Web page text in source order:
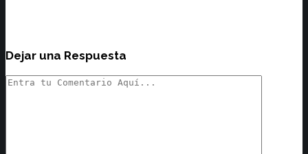
Dejar una Respuesta